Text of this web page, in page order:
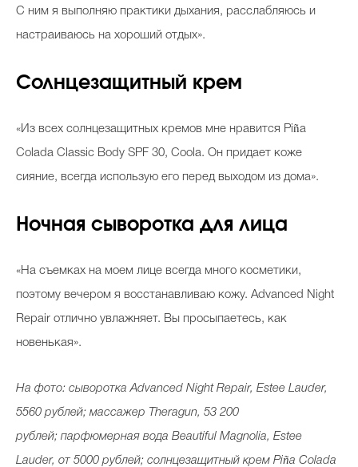
С ним я выполняю практики дыхания, расслабляюсь и
настраиваюсь на хороший отдых».
Солнцезащитный крем
«Из всех солнцезащитных кремов мне нравится Piña
Colada Classic Body SPF 30, Coola. Он придает коже
сияние, всегда использую его перед выходом из дома».
Ночная сыворотка для лица
«На съемках на моем лице всегда много косметики,
поэтому вечером я восстанавливаю кожу. Advanced Night
Repair отлично увлажняет. Вы просыпаетесь, как
новенькая».
На фото: сывороткаAdvanced Night Repair, Estee Lauder,
5560 рублей; массажер Theragun, 53 200
рублей; парфюмерная вода Beautiful Magnolia, Estee
Lauder, от 5000 рублей; солнцезащитный крем Piña Colada